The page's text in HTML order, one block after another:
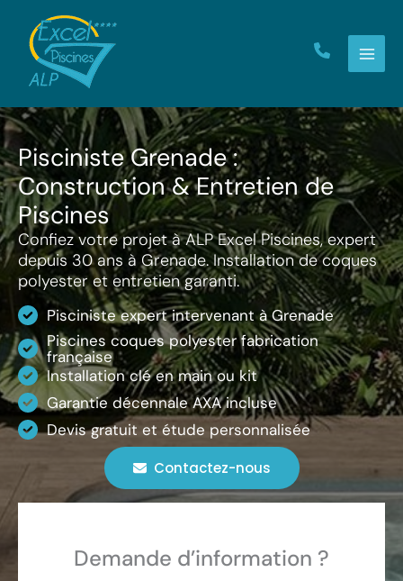
contenu
Pisciniste Grenade :
Construction & Entretien de
Piscines
Confiez votre projet à ALP Excel Piscines, expert
depuis 30 ans à Grenade. Installation de coques
polyester et entretien garanti.
Pisciniste expert intervenant à Grenade
Piscines coques polyester fabrication
française
Installation clé en main ou kit
Garantie décennale AXA incluse
Devis gratuit et étude personnalisée
Contactez-nous
Demande d’information ?